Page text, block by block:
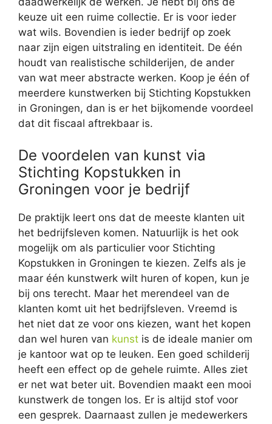
keuze uit een ruime collectie. Er is voor ieder
wat wils. Bovendien is ieder bedrijf op zoek
naar zijn eigen uitstraling en identiteit. De één
houdt van realistische schilderijen, de ander
van wat meer abstracte werken. Koop je één of
meerdere kunstwerken bij Stichting Kopstukken
in Groningen, dan is er het bijkomende voordeel
dat dit fiscaal aftrekbaar is.
De voordelen van kunst via
Stichting Kopstukken in
Groningen voor je bedrijf
De praktijk leert ons dat de meeste klanten uit
het bedrijfsleven komen. Natuurlijk is het ook
mogelijk om als particulier voor Stichting
Kopstukken in Groningen te kiezen. Zelfs als je
maar één kunstwerk wilt huren of kopen, kun je
bij ons terecht. Maar het merendeel van de
klanten komt uit het bedrijfsleven. Vreemd is
het niet dat ze voor ons kiezen, want het kopen
dan wel huren van kunst is de ideale manier om
je kantoor wat op te leuken. Een goed schilderij
heeft een effect op de gehele ruimte. Alles ziet
er net wat beter uit. Bovendien maakt een mooi
kunstwerk de tongen los. Er is altijd stof voor
een gesprek. Daarnaast zullen je medewerkers